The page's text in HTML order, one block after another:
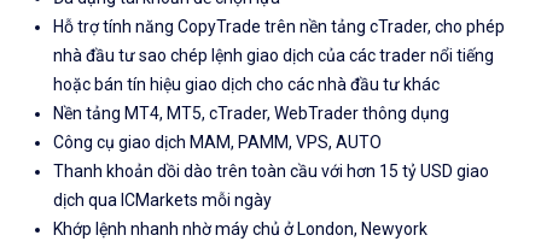
Hỗ trợ tính năng CopyTrade trên nền tảng cTrader, cho phép
nhà đầu tư sao chép lệnh giao dịch của các trader nổi tiếng
hoặc bán tín hiệu giao dịch cho các nhà đầu tư khác
Nền tảng MT4, MT5, cTrader, WebTrader thông dụng
Công cụ giao dịch MAM, PAMM, VPS, AUTO
Thanh khoản dồi dào trên toàn cầu với hơn 15 tỷ USD giao
dịch qua ICMarkets mỗi ngày
Khớp lệnh nhanh nhờ máy chủ ở London, Newyork